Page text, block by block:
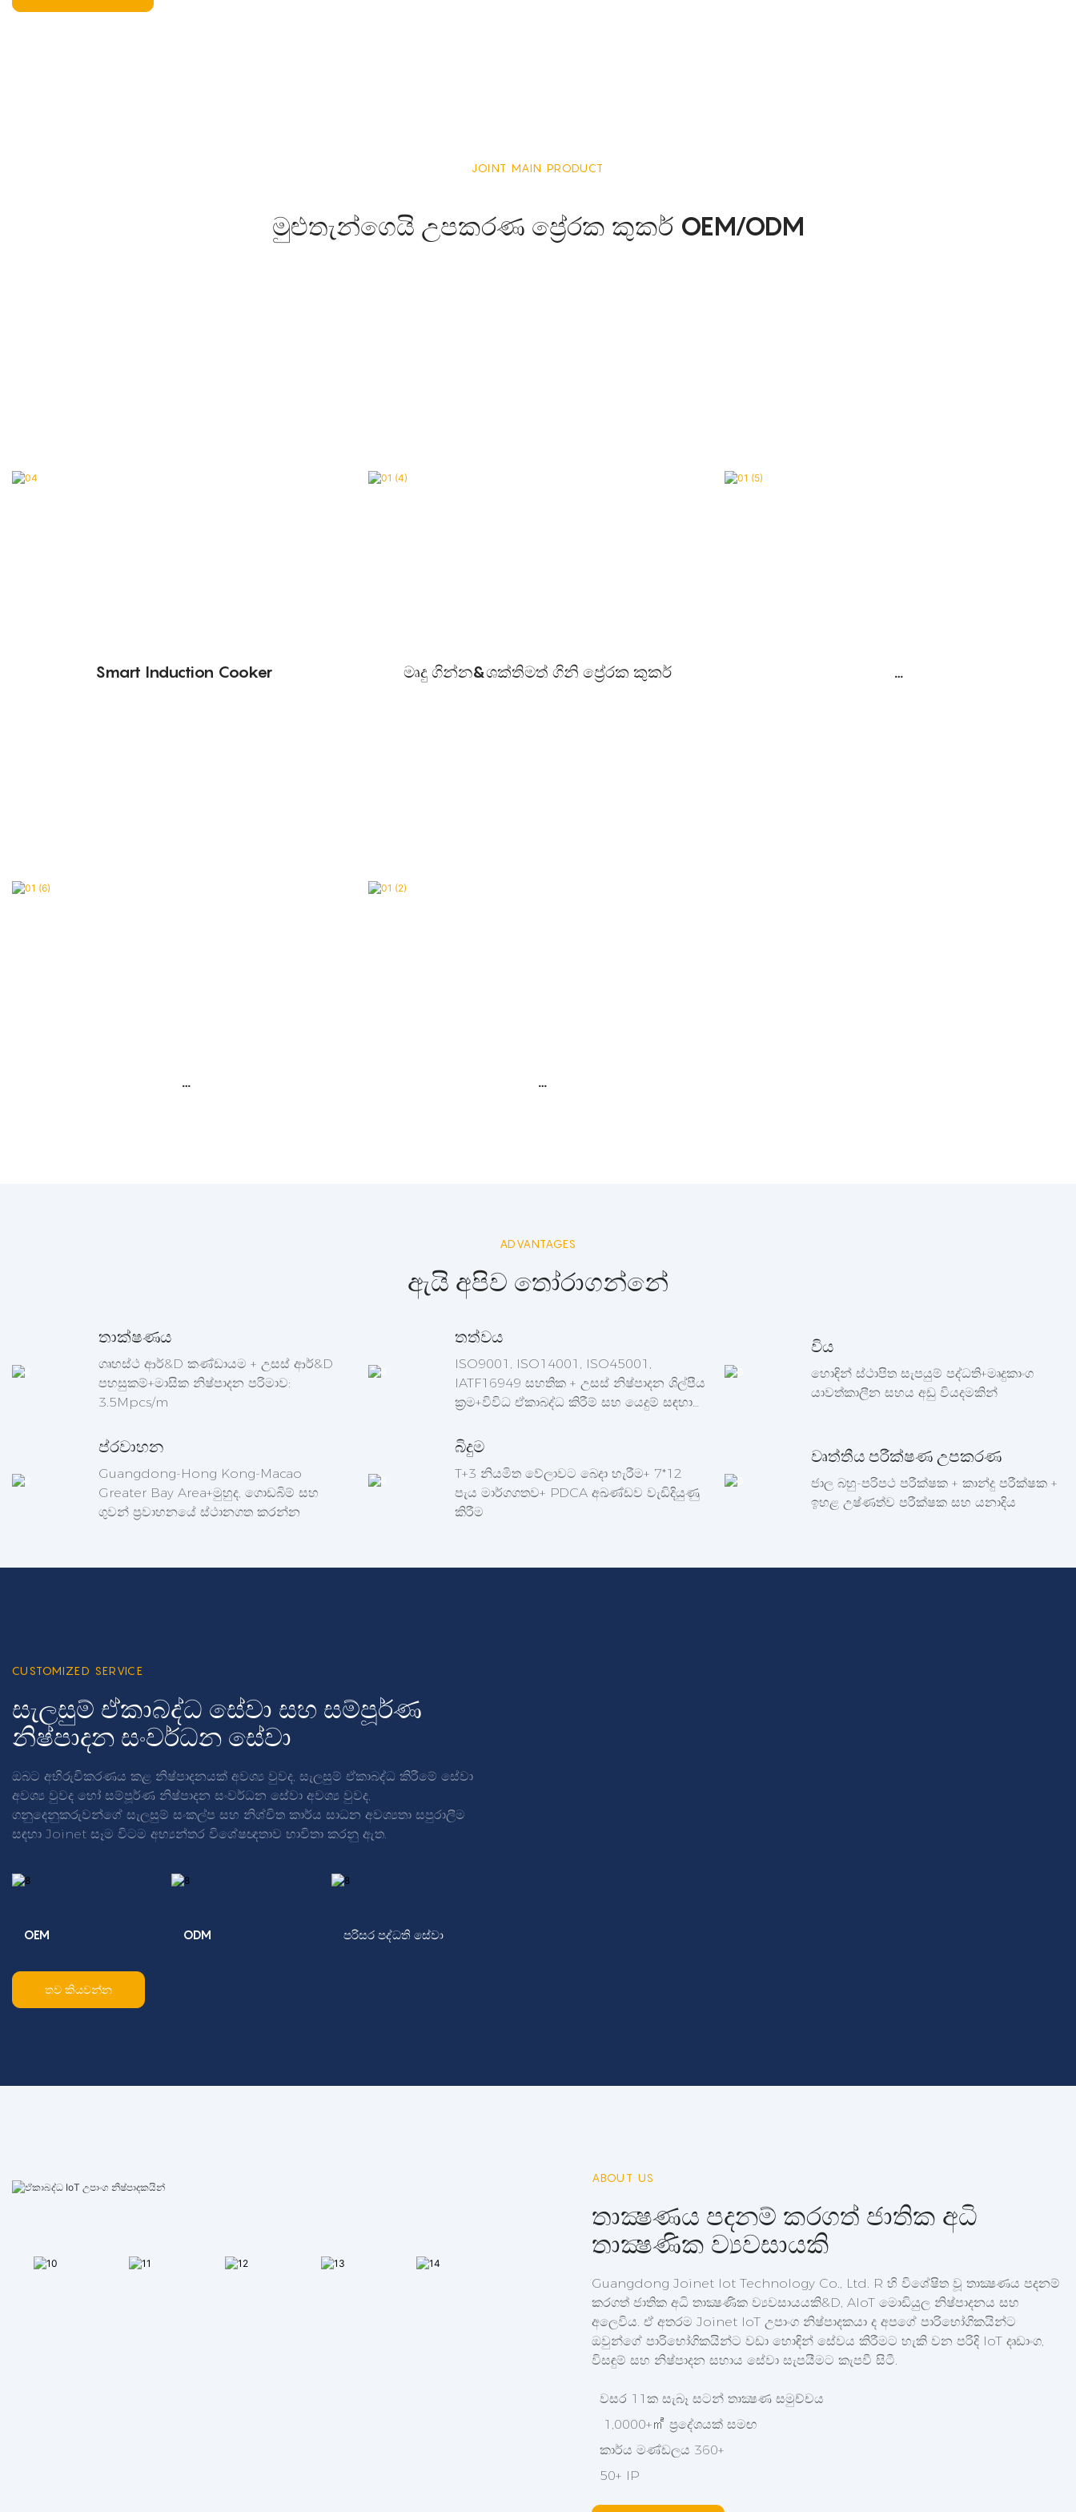
JOINT MAIN PRODUCT
මුළුතැන්ගෙයි උපකරණ ප්‍රේරක කුකර් OEM/ODM
Smart Induction Cooker
මෘදු ගින්න&ශක්තිමත් ගිනි ප්‍රේරක කුකර්
ADVANTAGES
ඇයි අපිව තෝරාගන්නේ
තාක්ෂණය
ගෘහස්ථ ආර්&D කණ්ඩායම + උසස් ආර්&D
පහසුකම්+මාසික නිෂ්පාදන පරිමාව:
3.5Mpcs/m
තත්වය
ISO9001, ISO14001, ISO45001,
IATF16949 සහතික + උසස් නිෂ්පාදන ශිල්පීය
ක්‍රම+විවිධ ඒකාබද්ධ කිරීම් සහ යෙදුම් සඳහා
විය
හොඳින් ස්ථාපිත සැපයුම් පද්ධති+මෘදුකාංග
යාවත්කාලීන සහය අඩු වියදමකින්
ප්රවාහන
Guangdong-Hong Kong-Macao
Greater Bay Area+මුහුද, ගොඩබිම් සහ
ගුවන් ප්‍රවාහනයේ ස්ථානගත කරන්න
බිදුම
T+3 නියමිත වේලාවට බෙදා හැරීම+ 7*12
පැය මාර්ගගතව+ PDCA අඛණ්ඩව වැඩිදියුණු
කිරීම
වෘත්තීය පරීක්ෂණ උපකරණ
ජාල බහු-පරිපථ පරීක්ෂක + කාන්දු පරීක්ෂක +
ඉහළ උෂ්ණත්ව පරීක්ෂක සහ යනාදිය
CUSTOMIZED SERVICE
සැලසුම් ඒකාබද්ධ සේවා සහ සම්පූර්ණ
නිෂ්පාදන සංවර්ධන සේවා
ඔබට අභිරුචිකරණය කළ නිෂ්පාදනයක් අවශ්‍ය වුවද, සැලසුම් ඒකාබද්ධ කිරීමේ සේවා
අවශ්‍ය වුවද හෝ සම්පූර්ණ නිෂ්පාදන සංවර්ධන සේවා අවශ්‍ය වුවද,
ගනුදෙනුකරුවන්ගේ සැලසුම් සංකල්ප සහ නිශ්චිත කාර්ය සාධන අවශ්‍යතා සපුරාලීම
සඳහා Joinet සෑම විටම අභ්‍යන්තර විශේෂඥතාව භාවිතා කරනු ඇත.
OEM ODM පරිසර පද්ධති සේවා
තව කියවන්න
ABOUT US
තාක්‍ෂණය පදනම් කරගත් ජාතික අධි
තාක්‍ෂණික ව්‍යවසායකි
Guangdong Joinet Iot Technology Co., Ltd. R හි විශේෂිත වූ තාක්‍ෂණය පදනම්
කරගත් ජාතික අධි තාක්‍ෂණික ව්‍යවසායයකි&D, AIoT මොඩියුල නිෂ්පාදනය සහ
අලෙවිය. ඒ අතරම Joinet IoT උපාංග නිෂ්පාදකයා ද අපගේ පාරිභෝගිකයින්ට
ඔවුන්ගේ පාරිභෝගිකයින්ට වඩා හොඳින් සේවය කිරීමට හැකි වන පරිදි IoT දෘඩාංග,
විසඳුම් සහ නිෂ්පාදන සහාය සේවා සැපයීමට කැපවී සිටී.
වසර 11ක සැබෑ සටන් තාක්‍ෂණ සමුච්චය
1,0000+㎡ ප්‍රදේශයක් සමඟ
කාර්ය මණ්ඩලය 360+
50+ IP